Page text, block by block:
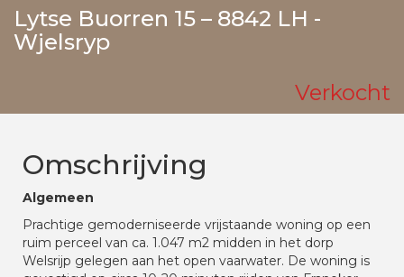
Lytse Buorren 15 – 8842 LH -
Wjelsryp
Verkocht
Omschrijving
Algemeen
Prachtige gemoderniseerde vrijstaande woning op een
ruim perceel van ca. 1.047 m2 midden in het dorp
Welsrijp gelegen aan het open vaarwater. De woning is